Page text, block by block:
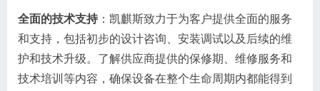
全面的技术支持 ：凯麒斯致力于为客户提供全面的服务
和支持，包括初步的设计咨询、安装调试以及后续的维
护和技术升级。了解供应商提供的保修期、维修服务和
技术培训等内容，确保设备在整个生命周期内都能得到